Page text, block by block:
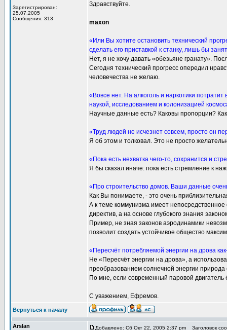
Зарегистрирован:
25.07.2005
Сообщения: 313
Здравствуйте.
maxon
«Или Вы хотите остановить технический
сделать его приставкой к станку, лишь бы
Нет, я не хочу давать «обезьяне гранату».
Сегодня технический прогресс опередил
человечества не желаю.
«Вовсе нет. На алкоголь и наркотики
наукой, исследованием и колонизацией
Научные данные есть? Каковы пропорции?
«Труд людей не исчезнет совсем, просто он
Я об этом и толковал. Это не просто
«Пока есть нехватка чего-то, сохранится и
Я бы сказал иначе: пока есть стремление к
«Про строительство домов. Ваши данные
Как Вы понимаете, - это очень
А к теме коммунизма имеет
директив, а на основе глубокого знания
Пример, не зная законов аэродинамики
позволит создать устойчивое общество
«Пересчёт потребляемой энергии на дрова
Не «Пересчёт энергии на дрова», а
преобразованием солнечной энергии природа
По мне, если современный паровой
С уважением, Ефремов.
Вернуться к началу
Arslan Добавлено: Сб Окт 22, 2005 2:37 pm Заголовок